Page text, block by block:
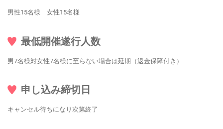
男性15名様 女性15名様
最低開催遂行人数
男7名様対女性7名様に至らない場合は延期（返金保障付き）
申し込み締切日
キャンセル待ちになり次第終了